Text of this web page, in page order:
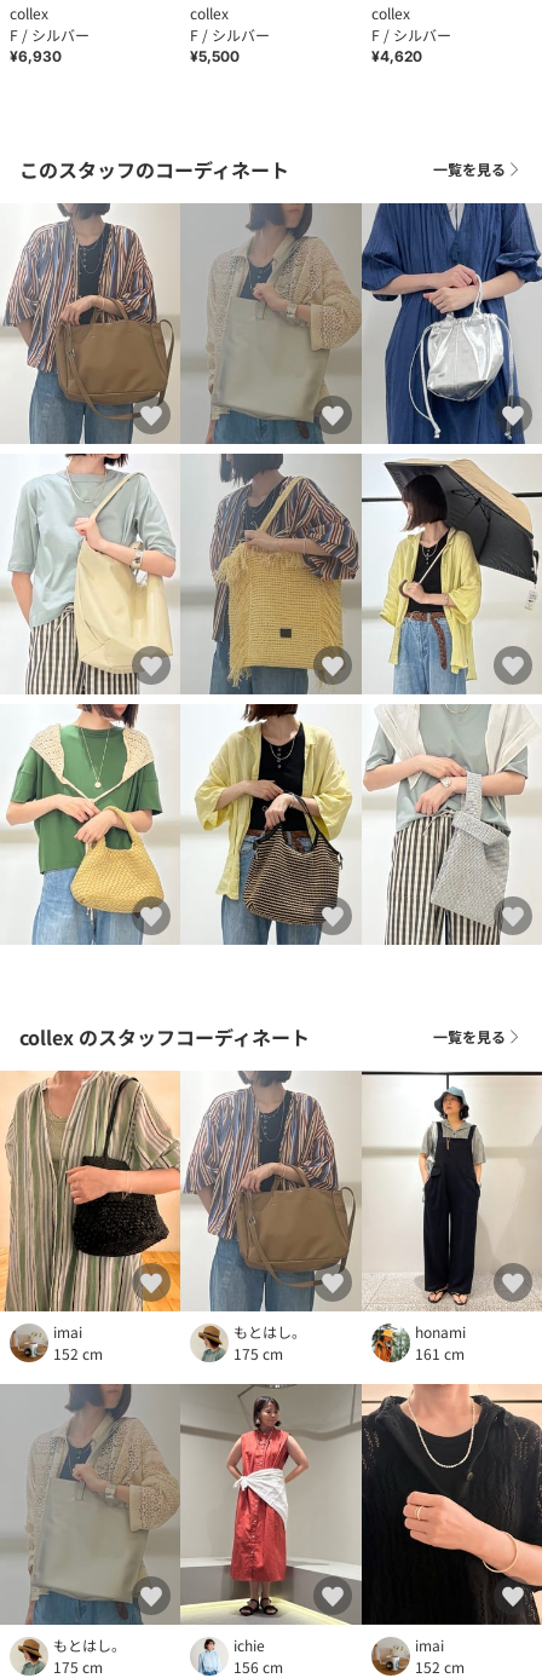
collex
F / シルバー
¥6,930
collex
F / シルバー
¥5,500
collex
F / シルバー
¥4,620
このスタッフのコーディネート 一覧を見る
collex のスタッフコーディネート 一覧を見る
imai
152 cm
もとはし。
175 cm
honami
161 cm
もとはし。
175 cm
ichie
156 cm
imai
152 cm